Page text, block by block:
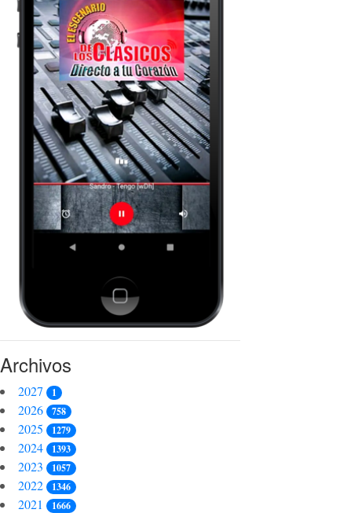
Archivos
2027 1
2026 758
2025 1279
2024 1393
2023 1057
2022 1346
2021 1666